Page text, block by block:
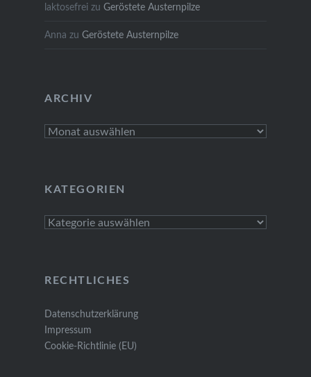
laktosefrei zu Geröstete Austernpilze
Anna zu Geröstete Austernpilze
ARCHIV
Archiv
KATEGORIEN
Kategorien
RECHTLICHES
Datenschutzerklärung
Impressum
Cookie-Richtlinie (EU)